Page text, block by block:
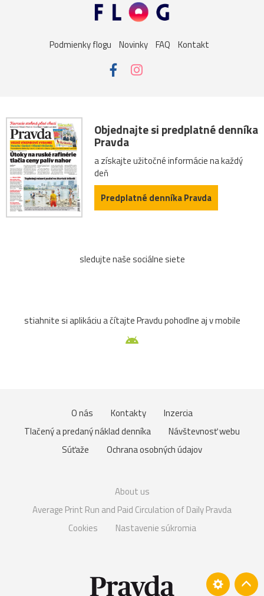
Podmienky flogu Novinky FAQ Kontakt
Objednajte si predplatné denníka
Pravda
a získajte užitočné informácie na každý
deň
Predplatné denníka Pravda
sledujte naše sociálne siete
stiahnite si aplikáciu a čítajte Pravdu pohodlne aj v mobile
O nás Kontakty
Inzercia
Tlačený a predaný náklad denníka
Návštevnosť webu
Súťaže
Ochrana osobných údajov
About us
Average Print Run and Paid Circulation of Daily Pravda
Cookies
Nastavenie súkromia